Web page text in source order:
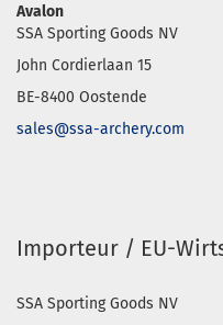
Avalon
SSA Sporting Goods NV
John Cordierlaan 15
BE-8400 Oostende
sales@ssa-archery.com
Importeur / EU-
SSA Sporting Goods NV